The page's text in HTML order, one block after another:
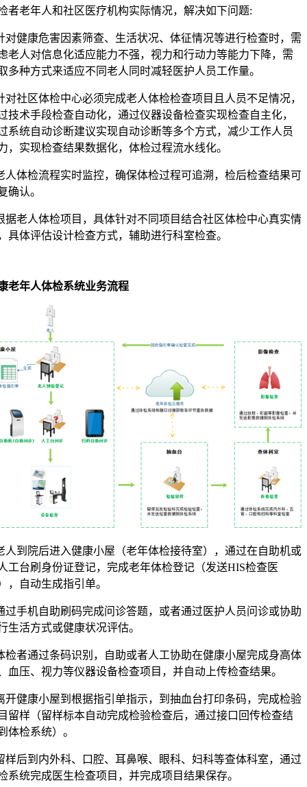
者老年人和社区医疗机构实际情况，解决如下问题:
对健康危害因素筛查、生活状况、体征情况等进行检查时，需
老人对信息化适应能力不强，视力和行动力等能力下降，需
多种方式来适应不同老人同时减轻医护人员工作量。
对社区体检中心必须完成老人体检检查项目且人员不足情况，
技术手段检查自动化，通过仪器设备检查实现检查自主化，
系统自动诊断建议实现自动诊断等多个方式，减少工作人员
，实现检查结果数据化，体检过程流水线化。
人体检流程实时监控，确保体检过程可追溯，检后检查结果可
确认。
据老人体检项目，具体针对不同项目结合社区体检中心真实情
具体评估设计检查方式，辅助进行科室检查。
老年人体检系统业务流程
人到院后进入健康小屋（老年体检接待室），通过在自助机或
工台刷身份证登记，完成老年体检登记（发送HIS检查医
，自动生成指引单。
过手机自助刷码完成问诊答题，或者通过医护人员问诊或协助
生活方式或健康状况评估。
检者通过条码识别，自助或者人工协助在健康小屋完成身高体
血压、视力等仪器设备检查项目，并自动上传检查结果。
开健康小屋到根据指引单指示，到抽血台打印条码，完成检验
留样（留样标本自动完成检验检查后，通过接口回传检查结
体检系统）。
样后到内外科、口腔、耳鼻喉、眼科、妇科等查体科室，通过
系统完成医生检查项目，并完成项目结果保存。